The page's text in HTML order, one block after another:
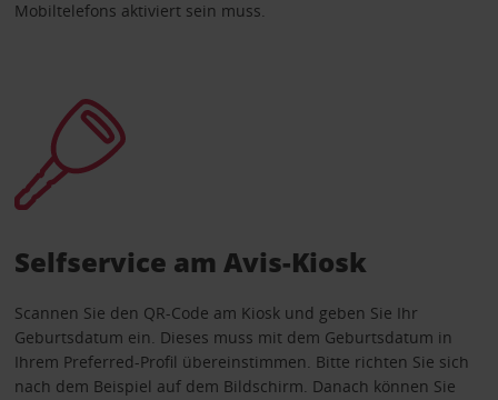
Mobiltelefons aktiviert sein muss.
Selfservice am Avis-Kiosk
Scannen Sie den QR-Code am Kiosk und geben Sie Ihr
Geburtsdatum ein. Dieses muss mit dem Geburtsdatum in
Ihrem Preferred-Profil übereinstimmen. Bitte richten Sie sich
nach dem Beispiel auf dem Bildschirm. Danach können Sie